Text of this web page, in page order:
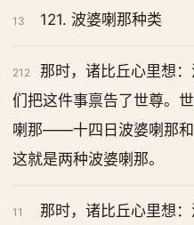
13 121. 波婆喇那种类
212
那时，诸比丘心里想
们把这件事禀告了世尊。
喇那——十四日波婆喇那和
这就是两种波婆喇那。
11
那时，诸比丘心里想